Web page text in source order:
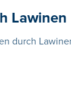
Lawinen
durch